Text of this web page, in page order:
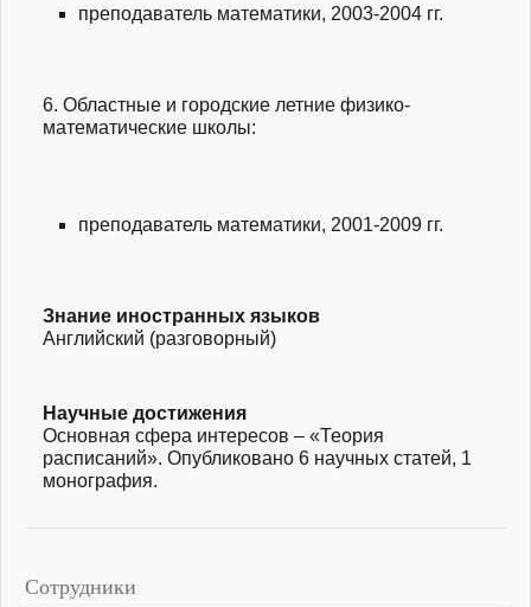
преподаватель математики, 2003-2004 гг.
6. Областные и городские летние физико-
математические школы:
преподаватель математики, 2001-2009 гг.
Знание иностранных языков
Английский (разговорный)
Научные достижения
Основная сфера интересов – «Теория
расписаний». Опубликовано 6 научных статей, 1
монография.
Сотрудники